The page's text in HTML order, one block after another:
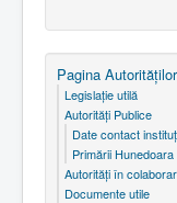
Pagina Autorităţilor
Legislaţie utilă
Autorităţi Publice
Date contact
Primării Hunedoara
Autorităţi în
Documente utile